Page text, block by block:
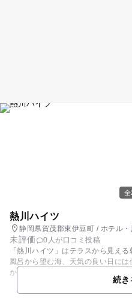
全
熱川ハイツ
静岡県賀茂郡東伊豆町 / ホテル・
未評価
0人が口コミ投稿
「熱川ハイツ」はテラスから見え
風呂から望む海、天気の良い日に
かな宿泊施設です。客室は「和室」
室」があり、家族のプランに合わせて選べます。 館内
の定番「卓球」「カラオケ」はも
続き